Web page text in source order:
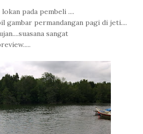
pada pembeli ....
gambar permandangan pagi di jeti....
sangat